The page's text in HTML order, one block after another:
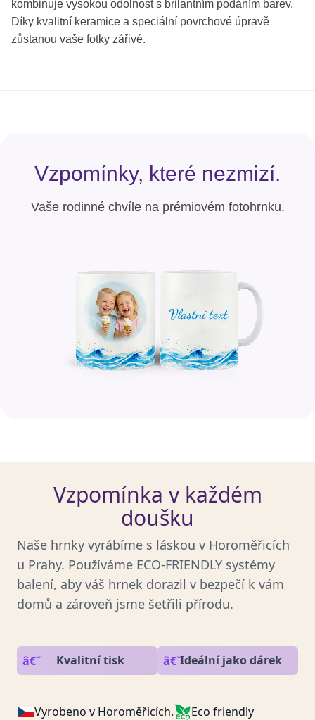
kombinuje vysokou odolnost s brilantním podáním barev.
Díky kvalitní keramice a speciální povrchové úpravě
zůstanou vaše fotky zářivé.
Vzpomínky, které nezmizí.
Vaše rodinné chvíle na prémiovém fotohrnku.
Vzpomínka v každém
doušku
Naše hrnky vyrábíme s láskou v Horoměřicích
u Prahy. Používáme ECO-FRIENDLY systémy
balení, aby váš hrnek dorazil v bezpečí k vám
domů a zároveň jsme šetřili přírodu.
Kvalitní tisk Ideální jako dárek
Vyrobeno v Horoměřicích. Eco friendly